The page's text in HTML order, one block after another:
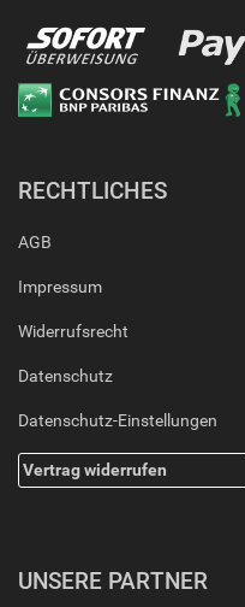
RECHTLICHES
AGB
Impressum
Widerrufsrecht
Datenschutz
Datenschutz-Einstellungen
Vertrag widerrufen
UNSERE PARTNER